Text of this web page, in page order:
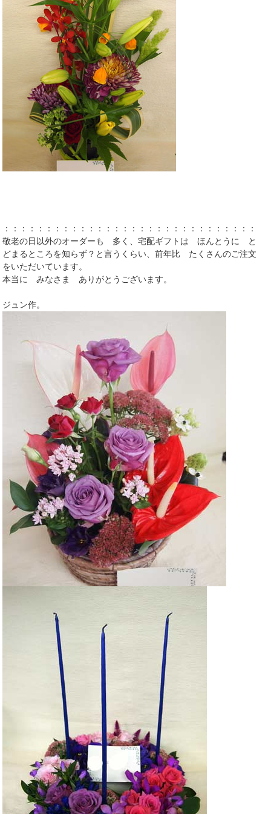
：：：：：：：：：：：：：：：：：：：：：：：：：：：：：：：
敬老の日以外のオーダーも 多く、宅配ギフトは ほんとうに と
どまるところを知らず？と言うくらい、前年比 たくさんのご注文
をいただいています。
本当に みなさま ありがとうございます。
ジュン作。